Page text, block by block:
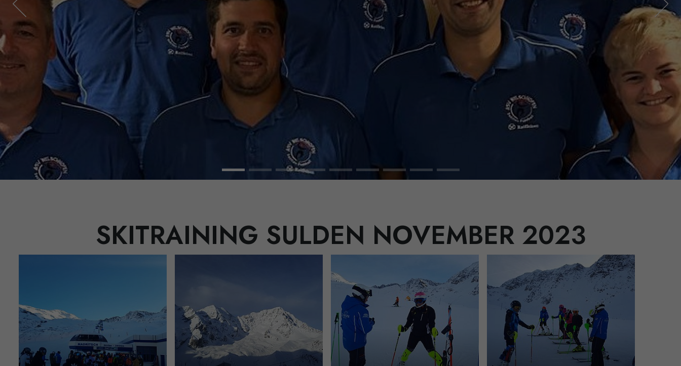
ASV WELSCHNOFEN
FUSSBALL
SKITRAINING SULDEN NOVEMBER 2023